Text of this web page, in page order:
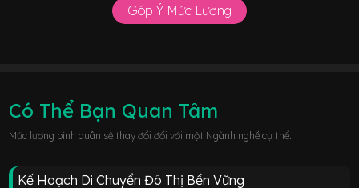
Góp Ý Mức Lương
Có Thể Bạn Quan Tâm
Mức lương bình quân sẽ thay đổi đối với một Ngành nghề cụ thể.
Kế Hoạch Di Chuyển Đô Thị Bền Vững